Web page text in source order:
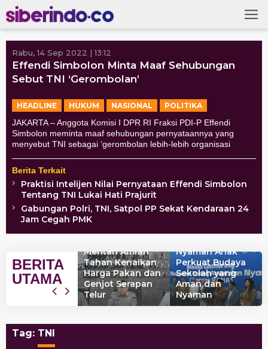
Skip
to
content
Rabu, 14 Sep 2022 | 13:12
Effendi Simbolon Minta Maaf Sehubungan
Sebut TNI ‘Gerombolan’
HEADLINE HUKUM NASIONAL POLITIKA
JAKARTA – Anggota Komisi I DPR RI Fraksi PDI-P Effendi
Simbolon meminta maaf sehubungan pernyataannya yang
menyebut TNI sebagai ‘gerombolan lebih-lebih organisasi
Berita Terkait
Praktisi Intelijen Nilai Pernyataan Effendi Simbolon
Tentang TNI Lukai Hati Prajurit
Gabungan Polri, TNI, Satpol PP Sekat Kendaraan 24
Jam Cegah PMK
BERITA
UTAMA
Cote
Pupuk
Baru
Mentan Amran
Tahan Kenaikan
Harga Pakan dan
Genjot Serapan
Telur
Nyaman Anak
Perkuat Budaya
Sekolah yang
Aman dan
Nyaman
Tag: TNI